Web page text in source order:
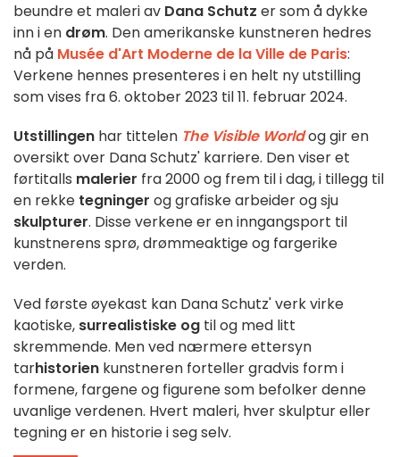
beundre et maleri av Dana Schutz er som å dykke
inn i en drøm. Den amerikanske kunstneren hedres
nå på Musée d'Art Moderne de la Ville de Paris:
Verkene hennes presenteres i en helt ny utstilling
som vises fra 6. oktober 2023 til 11. februar 2024.
Utstillingen har tittelen The Visible Worldog gir en
oversikt over Dana Schutz' karriere. Den viser et
førtitalls malerier fra 2000 og frem til i dag, i tillegg til
en rekke tegninger og grafiske arbeider og sju
skulpturer. Disse verkene er en inngangsport til
kunstnerens sprø, drømmeaktige og fargerike
verden.
Ved første øyekast kan Dana Schutz' verk virke
kaotiske, surrealistiske og til og med litt
skremmende. Men ved nærmere ettersyn
tarhistorien kunstneren forteller gradvis form i
formene, fargene og figurene som befolker denne
uvanlige verdenen. Hvert maleri, hver skulptur eller
tegning er en historie i seg selv.